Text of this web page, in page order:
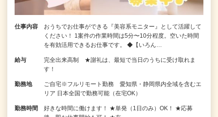
仕事内容
おうちでお仕事ができる『美容系モニター』として活躍して
ください！ 1案件の作業時間は5分〜10分程度。空いた時間
を有効活用できるお仕事です。 ◆【いろん…
給与
完全出来高制 ★謝礼は、最短で当日のうちに受け取れま
す！
勤務地
ご自宅※フルリモート勤務 愛知県・静岡県内全域を含むエ
リア 日本全国で勤務可能（在宅OK）
勤務時間
好きな時間に働けます！ ★単発（1日のみ）OK！ ★応募